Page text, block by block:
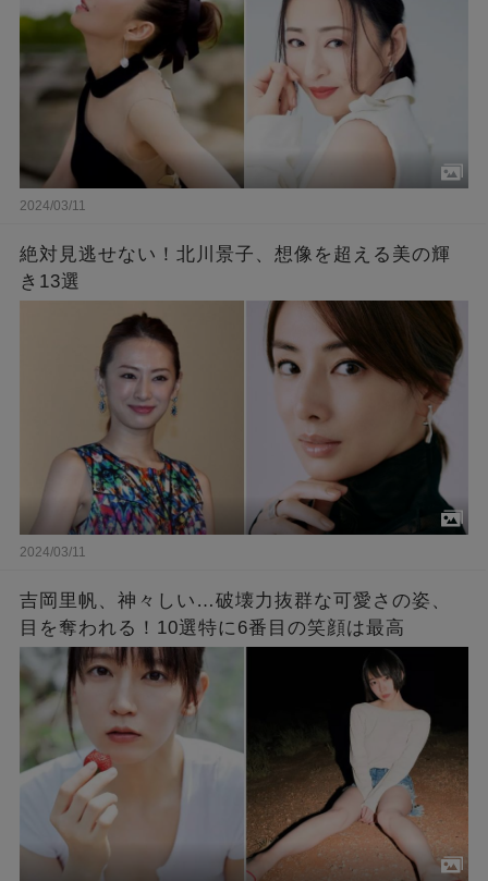
2024/03/11
絶対見逃せない！北川景子、想像を超える美の輝
き13選
2024/03/11
吉岡里帆、神々しい…破壊力抜群な可愛さの姿、
目を奪われる！10選特に6番目の笑顔は最高